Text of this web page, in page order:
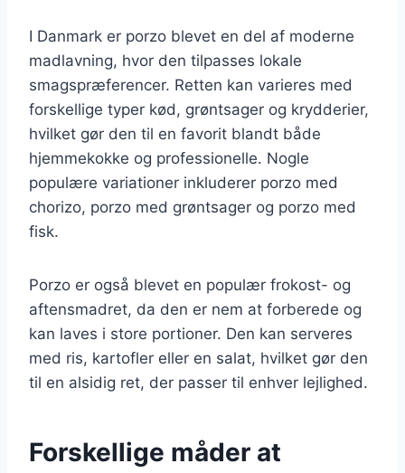
I Danmark er porzo blevet en del af moderne
madlavning, hvor den tilpasses lokale
smagspræferencer. Retten kan varieres med
forskellige typer kød, grøntsager og krydderier,
hvilket gør den til en favorit blandt både
hjemmekokke og professionelle. Nogle
populære variationer inkluderer porzo med
chorizo, porzo med grøntsager og porzo med
fisk.
Porzo er også blevet en populær frokost- og
aftensmadret, da den er nem at forberede og
kan laves i store portioner. Den kan serveres
med ris, kartofler eller en salat, hvilket gør den
til en alsidig ret, der passer til enhver lejlighed.
Forskellige måder at